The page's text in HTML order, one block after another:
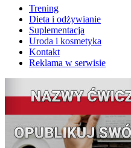
Trening
Dieta i odżywianie
Suplementacja
Uroda i kosmetyka
Kontakt
Reklama w serwisie